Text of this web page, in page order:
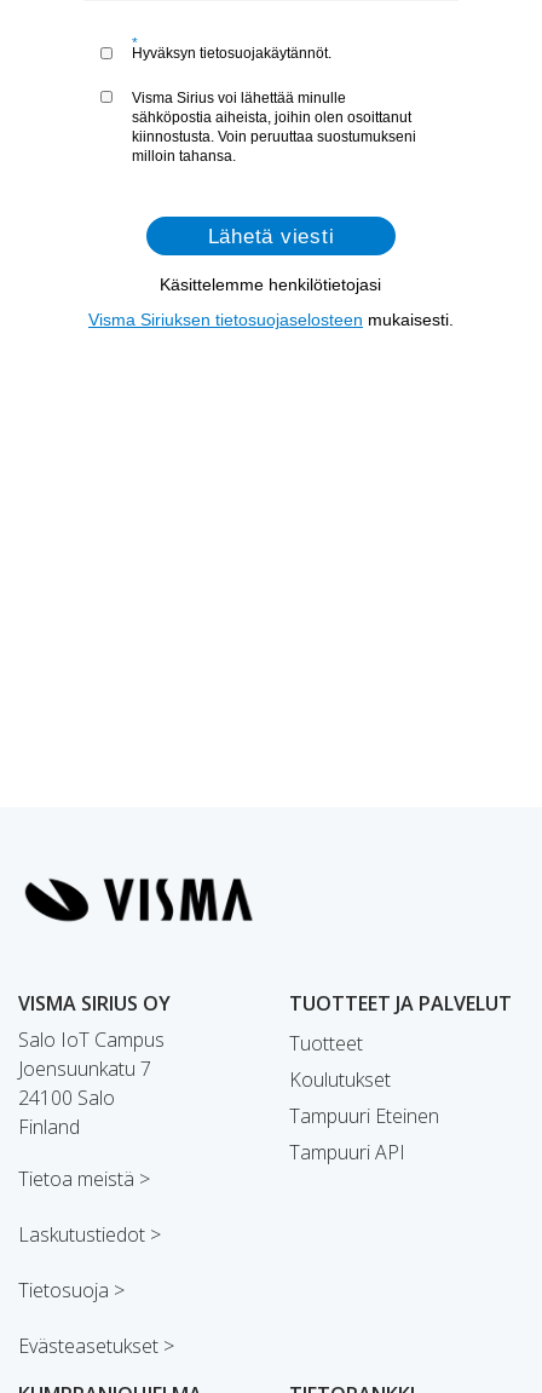
VISMA SIRIUS OY
Salo IoT Campus
Joensuunkatu 7
24100 Salo
Finland
Tietoa meistä >
Laskutustiedot >
Tietosuoja >
Evästeasetukset >
TUOTTEET JA PALVELUT
Tuotteet
Koulutukset
Tampuuri Eteinen
Tampuuri API